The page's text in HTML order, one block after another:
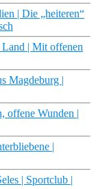
| Die „heiteren“
| Mit offenen
Magdeburg |
offene Wunden |
|
| Sportclub |